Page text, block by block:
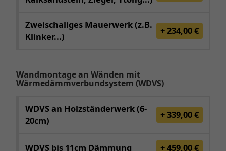
Zweischaliges Mauerwerk (z.B.
Klinker...)
+ 234,00 €
Wandmontage an Wänden mit
Wärmedämmverbundsystem (WDVS)
WDVS an Holzständerwerk (6-
20cm)
+ 339,00 €
WDVS bis 11cm Dämmung + 459,00 €